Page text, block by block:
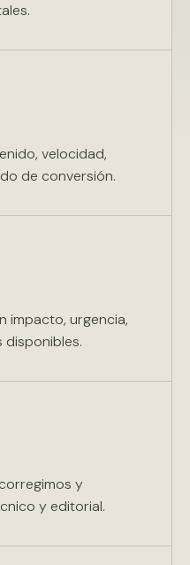
velocidad,
de conversión.
impacto, urgencia,
y
y editorial.